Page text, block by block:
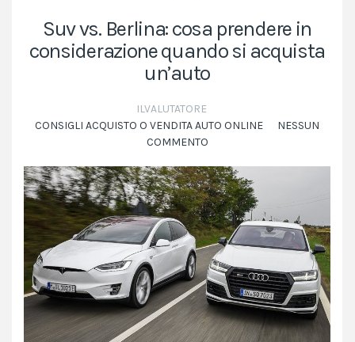
Suv vs. Berlina: cosa prendere in
considerazione quando si acquista
un’auto
ILVALUTATORE
CONSIGLI ACQUISTO O VENDITA AUTO ONLINE
NESSUN
COMMENTO